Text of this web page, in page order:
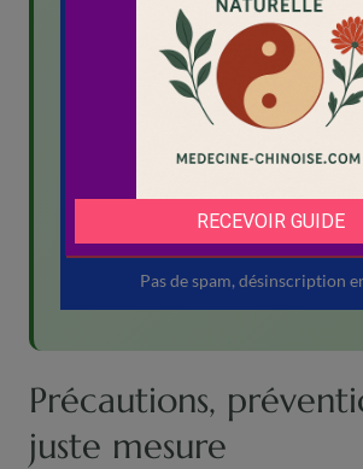
Précautions,
juste mesure